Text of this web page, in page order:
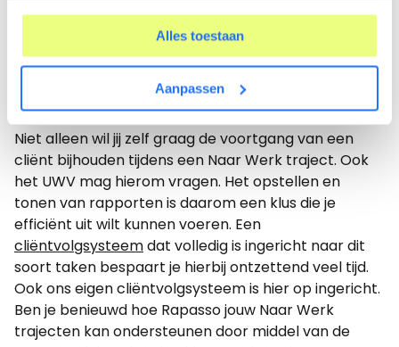
Alles toestaan
Aanpassen
relatie; het absolute doel van Naar Werk.
Naar Werk traject vastleggen in
cliëntvolgsysteem
Niet alleen wil jij zelf graag de voortgang van een
cliënt bijhouden tijdens een Naar Werk traject. Ook
het UWV mag hierom vragen. Het opstellen en
tonen van rapporten is daarom een klus die je
efficiënt uit wilt kunnen voeren. Een
cliëntvolgsysteemdat volledig is ingericht naar dit
soort taken bespaart je hierbij ontzettend veel tijd.
Ook ons eigen cliëntvolgsysteem is hier op ingericht.
Ben je benieuwd hoe Rapasso jouw Naar Werk
trajecten kan ondersteunen door middel van de